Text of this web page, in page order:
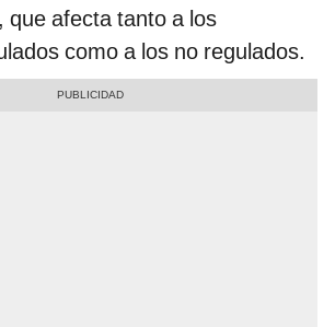
que afecta tanto a los
como a los no regulados.